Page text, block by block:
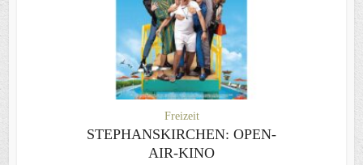
Freizeit
STEPHANSKIRCHEN: OPEN-
AIR-KINO